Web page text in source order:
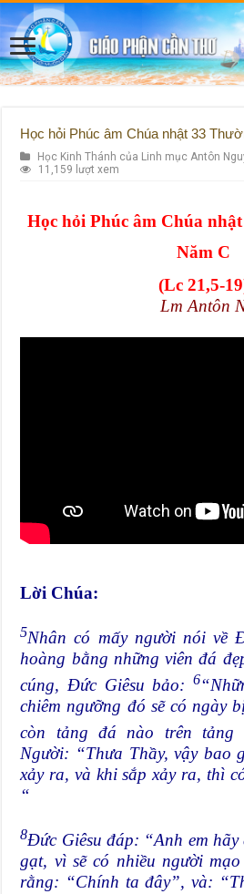
Học hỏi Phúc âm Chúa nhật 33
Học Kinh Thánh của Linh mục Antôn
11,159 lượt xem
Học hỏi Phúc âm Chúa
Năm C
(Lc 21,5-
Lm Antôn
Lời Chúa:
5Nhân có mấy người nói về
hoàng bằng những viên đá
cúng, Đức Giêsu bảo: 6
chiêm ngưỡng đó sẽ có ngày
còn tảng đá nào trên tảng
Người: “Thưa Thầy, vậy bao
xảy ra, và khi sắp xảy ra, thì
“
8Đức Giêsu đáp: “Anh em
gạt, vì sẽ có nhiều người
rằng: “Chính ta đây”, và: